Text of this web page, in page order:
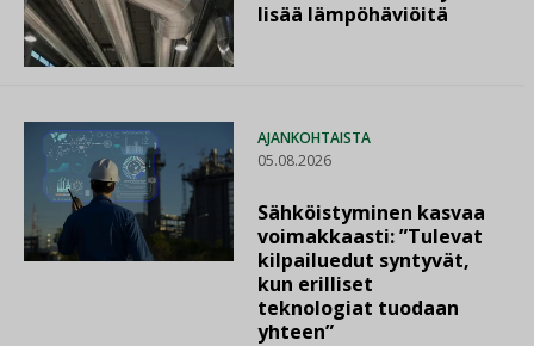
lisää lämpöhäviöitä
AJANKOHTAISTA
05.08.2026
Sähköistyminen kasvaa
voimakkaasti: ”Tulevat
kilpailuedut syntyvät,
kun erilliset
teknologiat tuodaan
yhteen”